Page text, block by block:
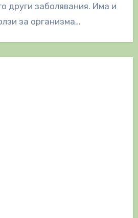
други заболявания. Има и
за организма…